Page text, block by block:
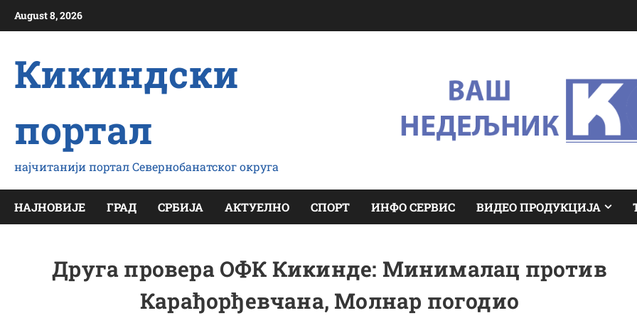
August 8, 2026
Кикиндски
портал
најчитанији портал Севернобанатског округа
НАЈНОВИЈЕ ГРАД СРБИЈА АКТУЕЛНО СПОРТ ИНФО СЕРВИС ВИДЕО ПРОДУКЦИЈА
Друга провера ОФК Кикинде: Минималац против
Карађорђевчана, Молнар погодио